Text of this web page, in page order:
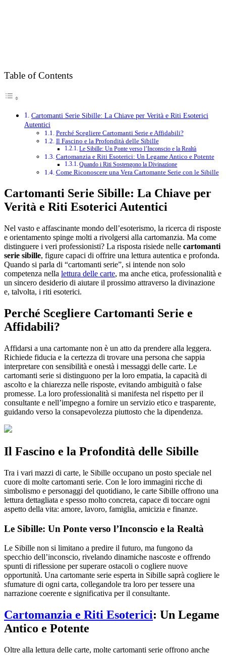
Table of Contents
Cartomanti Serie Sibille: La Chiave per Verità e Riti Esoterici
Autentici
Perché Scegliere Cartomanti Serie e Affidabili?
Il Fascino e la Profondità delle Sibille
Le Sibille: Un Ponte verso l’Inconscio e la Realtà
Cartomanzia e Riti Esoterici: Un Legame Antico e Potente
Quando i Riti Sostengono la Divinazione
Come Riconoscere una Vera Cartomante Serie con le Sibille
Cartomanti Serie Sibille: La Chiave per
Verità e Riti Esoterici Autentici
Nel vasto e affascinante mondo dell’esoterismo, la ricerca di risposte
e orientamento spinge molti a rivolgersi alla cartomanzia. Ma come
distinguere i veri professionisti? La risposta risiede nelle cartomanti
serie sibille, figure capaci di offrire una lettura autentica e profonda.
Quando si parla di “cartomanti serie”, si intende non solo
competenza nella lettura delle carte, ma anche etica, professionalità e
un sincero desiderio di aiutare il prossimo attraverso la divinazione
e, talvolta, i riti esoterici.
Perché Scegliere Cartomanti Serie e
Affidabili?
Affidarsi a una cartomante non è un atto da prendere alla leggera.
Richiede fiducia e la certezza di trovare una persona che sappia
interpretare con sensibilità e onestà i messaggi delle carte. Le
cartomanti serie si distinguono per la loro empatia, la capacità di
ascolto e la chiarezza nelle risposte, evitando ambiguità o false
promesse. La loro professionalità si manifesta nel rispetto per il
consultante e nell’impegno a fornire un servizio etico e trasparente,
guidando verso la consapevolezza piuttosto che la dipendenza.
Il Fascino e la Profondità delle Sibille
Tra i vari mazzi di carte, le Sibille occupano un posto speciale nel
cuore di molte cartomanti serie. Con le loro immagini ricche di
simbolismo e personaggi del quotidiano, le carte Sibille offrono una
lettura dettagliata e spesso molto concreta, capace di toccare ogni
aspetto della vita: amore, lavoro, famiglia, amicizia e finanze.
Le Sibille: Un Ponte verso l’Inconscio e la Realtà
Le Sibille non si limitano a predire il futuro, ma fungono da
specchio dell’inconscio, rivelando dinamiche nascoste e offrendo
spunti di riflessione per superare ostacoli o cogliere nuove
opportunità. Una cartomante serie esperta in Sibille saprà cogliere le
sfumature di ogni carta, collegandole tra loro per tessere una
narrazione coerente e significativa per il consultante.
Cartomanzia e Riti Esoterici: Un Legame
Antico e Potente
Oltre alla lettura delle carte, molte cartomanti serie offrono anche